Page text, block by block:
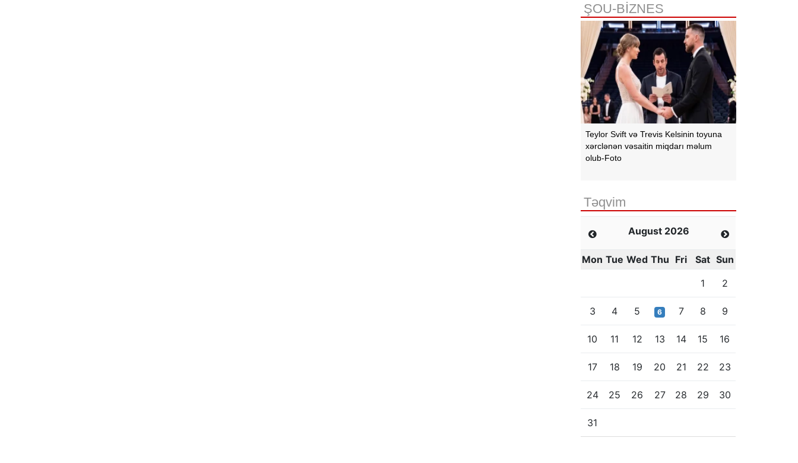
ŞOU-BİZNES
Teylor Svift və Trevis Kelsinin toyuna
xərclənən vəsaitin miqdarı məlum
olub-Foto
Təqvim
August 2026
Mon Tue Wed Thu Fri Sat Sun
1
2
3 4 5 6 7 8 9
10 11 12 13 14 15 16
17 18 19 20 21 22 23
24 25 26 27 28 29 30
31